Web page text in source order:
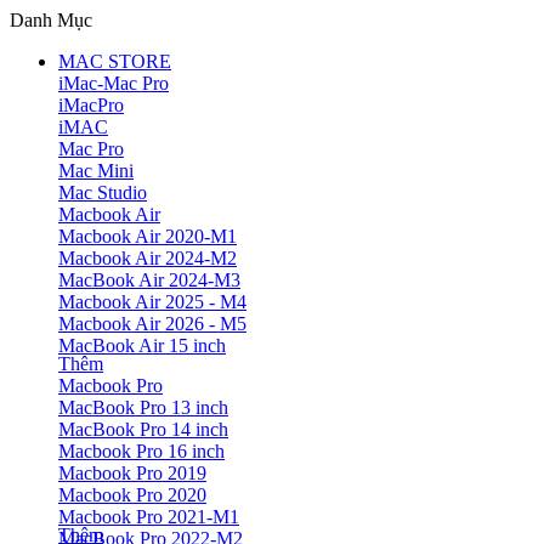
Danh Mục
MAC STORE
iMac-Mac Pro
iMacPro
iMAC
Mac Pro
Mac Mini
Mac Studio
Macbook Air
Macbook Air 2020-M1
Macbook Air 2024-M2
MacBook Air 2024-M3
Macbook Air 2025 - M4
Macbook Air 2026 - M5
MacBook Air 15 inch
Thêm
Macbook Pro
MacBook Pro 13 inch
MacBook Pro 14 inch
Macbook Pro 16 inch
Macbook Pro 2019
Macbook Pro 2020
Macbook Pro 2021-M1
MacBook Pro 2022-M2
Thêm